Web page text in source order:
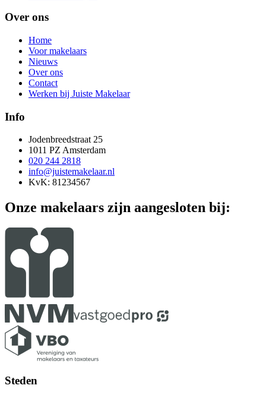
Over ons
Home
Voor makelaars
Nieuws
Over ons
Contact
Werken bij Juiste Makelaar
Info
Jodenbreedstraat 25
1011 PZ Amsterdam
020 244 2818
info@juistemakelaar.nl
KvK: 81234567
Onze makelaars zijn aangesloten bij:
Steden